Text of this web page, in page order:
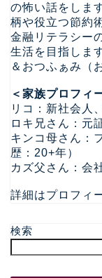
の怖い話をしま
柄や役立つ節約
金融リテラシー
生活を目指しま
＆おつふぁみ（
＜家族プロフィ
リコ：新社会人
ロキ兄さん：元
キンコ母さん：
歴：20+年）
カズ父さん：会
詳細はプロフィ
検索